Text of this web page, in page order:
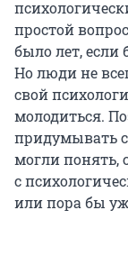
простой
было лет, если
Но люди не
свой
молодиться.
придумывать
могли понять,
с
или пора бы